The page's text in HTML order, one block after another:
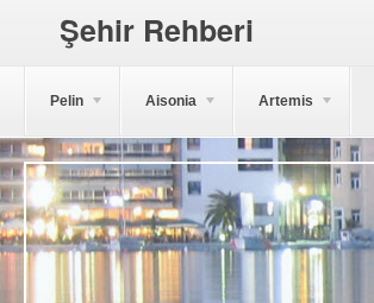
Şehir Rehberi
Pelin Aisonia Artemis